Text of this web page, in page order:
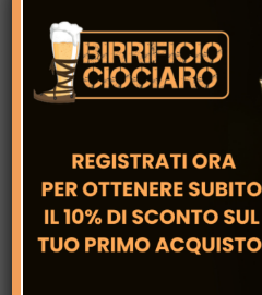
Servizio di mobile
non tra